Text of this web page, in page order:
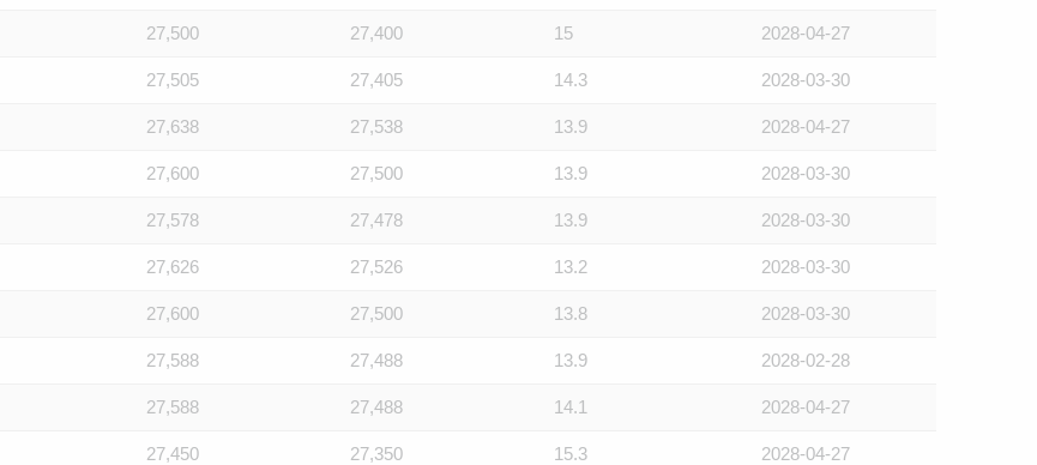
27,500 27,400 15 2028-04-27
27,505 27,405 14.3 2028-03-30
27,638 27,538 13.9 2028-04-27
27,600 27,500 13.9 2028-03-30
27,578 27,478 13.9 2028-03-30
27,626 27,526 13.2 2028-03-30
27,600 27,500 13.8 2028-03-30
27,588 27,488 13.9 2028-02-28
27,588 27,488 14.1 2028-04-27
27,450 27,350 15.3 2028-04-27